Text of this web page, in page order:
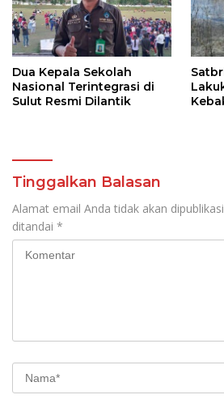
Dua Kepala Sekolah
Nasional Terintegrasi di
Sulut Resmi Dilantik
Tinggalkan Balasan
Alamat email Anda tidak akan
ditandai *